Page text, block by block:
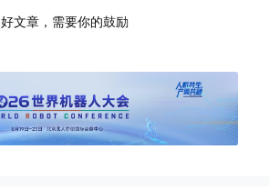
好文章，需要你的鼓励